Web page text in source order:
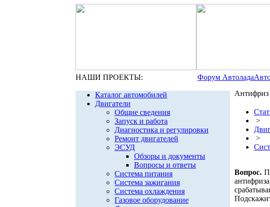
НАШИ ПРОЕКТЫ: Форум Автолада
Каталог автомобилей
Двигатели
Общие сведения
Запуск и работа
Диагностика и регулировки
Ремонт двигателей
ЭСУД
Обзоры и документы
Вопросы и ответы
Система питания
Система зажигания
Система охлаждения
Газовое оборудование
Антифриз
>
>
Вопрос.